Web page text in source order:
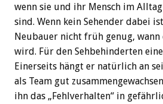
wenn sie und ihr Mensch im
sind. Wenn kein Sehender dabei
Neubauer nicht früh genug, wann
wird. Für den Sehbehinderten
Einerseits hängt er natürlich an
als Team gut
ihn das „Fehlverhalten“ in